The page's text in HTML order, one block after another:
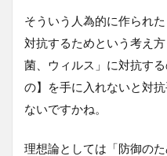
そういう人為的に作られ
対抗するためという考え
菌、ウィルス」に対抗す
の】を手に入れないと対
ないですかね。
理想論としては「防御の